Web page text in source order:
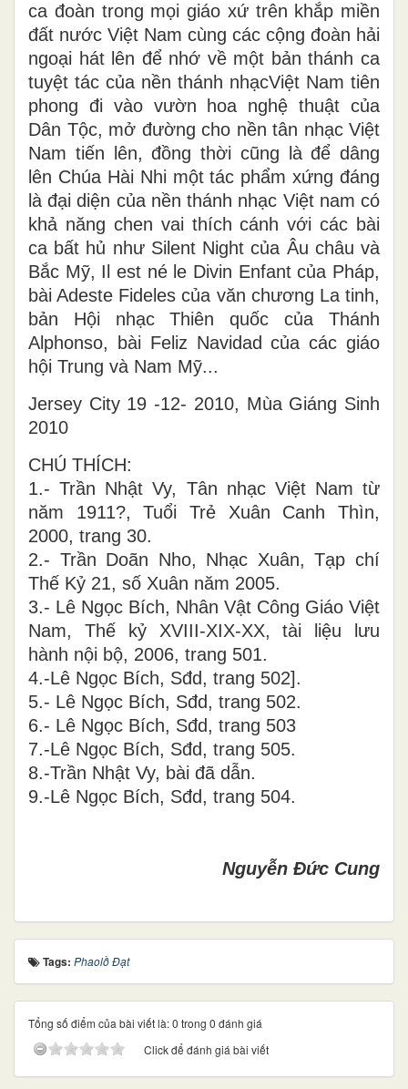
ca đoàn trong mọi giáo xứ trên khắp miền
đất nước Việt Nam cùng các cộng đoàn hải
ngoại hát lên để nhớ về một bản thánh ca
tuyệt tác của nền thánh nhạcViệt Nam tiên
phong đi vào vườn hoa nghệ thuật của
Dân Tộc, mở đường cho nền tân nhạc Việt
Nam tiến lên, đồng thời cũng là để dâng
lên Chúa Hài Nhi một tác phẩm xứng đáng
là đại diện của nền thánh nhạc Việt nam có
khả năng chen vai thích cánh với các bài
ca bất hủ như Silent Night của Âu châu và
Bắc Mỹ, Il est né le Divin Enfant của Pháp,
bài Adeste Fideles của văn chương La tinh,
bản Hội nhạc Thiên quốc của Thánh
Alphonso, bài Feliz Navidad của các giáo
hội Trung và Nam Mỹ...
Jersey City 19 -12- 2010, Mùa Giáng Sinh
2010
CHÚ THÍCH:
1.- Trần Nhật Vy, Tân nhạc Việt Nam từ
năm 1911?, Tuổi Trẻ Xuân Canh Thìn,
2000, trang 30.
2.- Trần Doãn Nho, Nhạc Xuân, Tạp chí
Thế Kỷ 21, số Xuân năm 2005.
3.- Lê Ngọc Bích, Nhân Vật Công Giáo Việt
Nam, Thế kỷ XVIII-XIX-XX, tài liệu lưu
hành nội bộ, 2006, trang 501.
4.-Lê Ngọc Bích, Sđd, trang 502].
5.- Lê Ngọc Bích, Sđd, trang 502.
6.- Lê Ngọc Bích, Sđd, trang 503
7.-Lê Ngọc Bích, Sđd, trang 505.
8.-Trần Nhật Vy, bài đã dẫn.
9.-Lê Ngọc Bích, Sđd, trang 504.
Nguyễn Đức Cung
Tags: Phaolồ Đạt
Tổng số điểm của bài viết là: 0 trong 0 đánh giá
Click để đánh giá bài viết